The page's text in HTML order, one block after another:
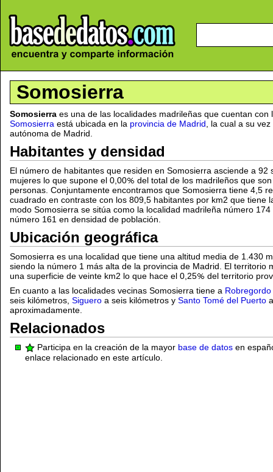
Somosierra
Somosierra es una de las localidades madrileñas que cuentan con
Somosierra está ubicada en la provincia de Madrid , la cual a su
autónoma de Madrid.
Habitantes y densidad
El número de habitantes que residen en Somosierra asciende a 92
mujeres lo que supone el 0,00
del total de los madrileños que
personas. Conjuntamente encontramos que Somosierra tiene 4,5
cuadrado en contraste con los 809,5 habitantes por km2 que tiene
modo Somosierra se sitúa como la localidad madrileña número
número 161 en densidad de población.
Ubicación geográfica
Somosierra es una localidad que tiene una altitud media de 1.430
siendo la número 1 más alta de la provincia de Madrid. El territorio
una superficie de veinte km2 lo que hace el 0,25
del territorio
En cuanto a las localidades vecinas Somosierra tiene a Robregordo
seis kilómetros, Siguero a seis kilómetros y Santo Tomé del Puerto
aproximadamente.
Relacionados
Participa en la creación de la mayor base de datos en
enlace relacionado en este artículo.